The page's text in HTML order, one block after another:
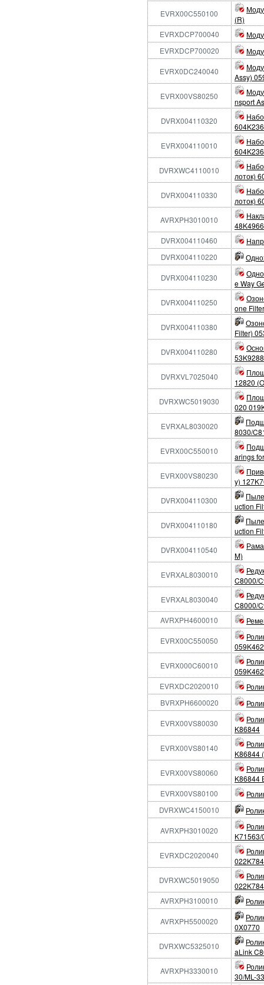
EVRX00C550100
(R)
EVRXDCP700040
EVRXDCP700020
EVRX0DC240040
Assy)
EVRX00VS80250
nsport
DVRX004110320
EVRX004110010
DVRXWC4110010
лоток)
DVRX004110330
лоток)
AVRXPH3010010
DVRX004110460
DVRX004110220
DVRX004110230
e Way
DVRX004110250
one
DVRX004110380
Filter)
DVRX004110280
DVRXVL7025040
12820
DVRXWC5019030
020
EVRXAL8030020
8030/
EVRX00C550010
arings
EVRX00VS80230
y)
DVRX004110300
uction
DVRX004110180
uction
DVRX004110540
M)
EVRXAL8030010
C8000/
EVRXAL8030040
C8000/
AVRXPH4600010
EVRX00C550050
EVRX000C60010
EVRXDC2020010
BVRXPH6600020
EVRX00VS80030
K86844
EVRX00VS80140
K86844
EVRX00VS80060
K86844
EVRX00VS80100
DVRXWC4150010
AVRXPH3010020
EVRXDC2020040
DVRXWC5019050
AVRXPH3100010
AVRXPH5500020
0X0770
DVRXWC5325010
aLink
AVRXPH3330010
30/ML-